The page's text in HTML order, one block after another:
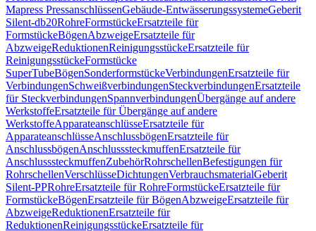
Mapress PressanschlüssenGebäude-EntwässerungssystemeGeberit
Silent-db20RohreFormstückeErsatzteile für
FormstückeBögenAbzweigeErsatzteile für
AbzweigeReduktionenReinigungsstückeErsatzteile für
ReinigungsstückeFormstücke
SuperTubeBögenSonderformstückeVerbindungenErsatzteile für
VerbindungenSchweißverbindungenSteckverbindungenErsatzteile
für SteckverbindungenSpannverbindungenÜbergänge auf andere
WerkstoffeErsatzteile für Übergänge auf andere
WerkstoffeApparateanschlüsseErsatzteile für
ApparateanschlüsseAnschlussbögenErsatzteile für
AnschlussbögenAnschlusssteckmuffenErsatzteile für
AnschlusssteckmuffenZubehörRohrschellenBefestigungen für
RohrschellenVerschlüsseDichtungenVerbrauchsmaterialGeberit
Silent-PPRohreErsatzteile für RohreFormstückeErsatzteile für
FormstückeBögenErsatzteile für BögenAbzweigeErsatzteile für
AbzweigeReduktionenErsatzteile für
ReduktionenReinigungsstückeErsatzteile für